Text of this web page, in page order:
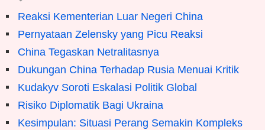
Reaksi Kementerian Luar Negeri China
Pernyataan Zelensky yang Picu Reaksi
China Tegaskan Netralitasnya
Dukungan China Terhadap Rusia Menuai Kritik
Kudakyv Soroti Eskalasi Politik Global
Risiko Diplomatik Bagi Ukraina
Kesimpulan: Situasi Perang Semakin Kompleks